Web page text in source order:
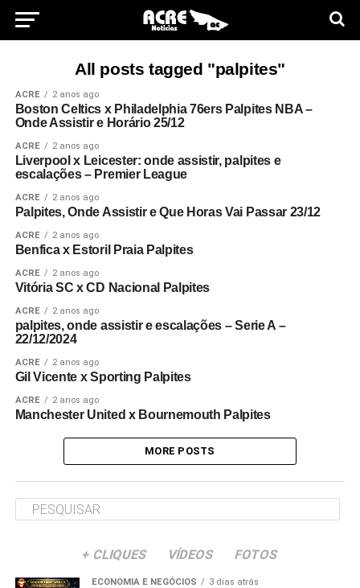
All posts tagged "palpites"
ACRE 2 anos ago
Boston Celtics x Philadelphia 76ers Palpites NBA –
Onde Assistir e Horário 25/12
ACRE 2 anos ago
Liverpool x Leicester: onde assistir, palpites e
escalações – Premier League
ACRE 2 anos ago
Palpites, Onde Assistir e Que Horas Vai Passar 23/12
ACRE 2 anos ago
Benfica x Estoril Praia Palpites
ACRE 2 anos ago
Vitória SC x CD Nacional Palpites
ACRE 2 anos ago
palpites, onde assistir e escalações – Serie A –
22/12/2024
ACRE 2 anos ago
Gil Vicente x Sporting Palpites
ACRE 2 anos ago
Manchester United x Bournemouth Palpites
MORE POSTS
+ CLIQUES VÍDEOS FOTOS
ECONOMIA E NEGÓCIOS 3 dias atrás